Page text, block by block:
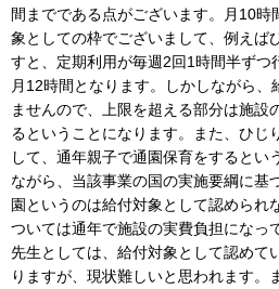
間までである点がございます。月10時
象としての枠でございまして、例えば
すと、定期利用が毎週2回1時間半ずつ
月12時間となります。しかしながら
ませんので、上限を超える部分は施設
るということになります。また、ひじ
して、通年親子で通園保育をするとい
ながら、当該事業の国の実施要綱に基
園というのは給付対象として認められ
ついては通年で施設の実費負担になっ
先生としては、給付対象として認めて
りますが、現状難しいと思われます。